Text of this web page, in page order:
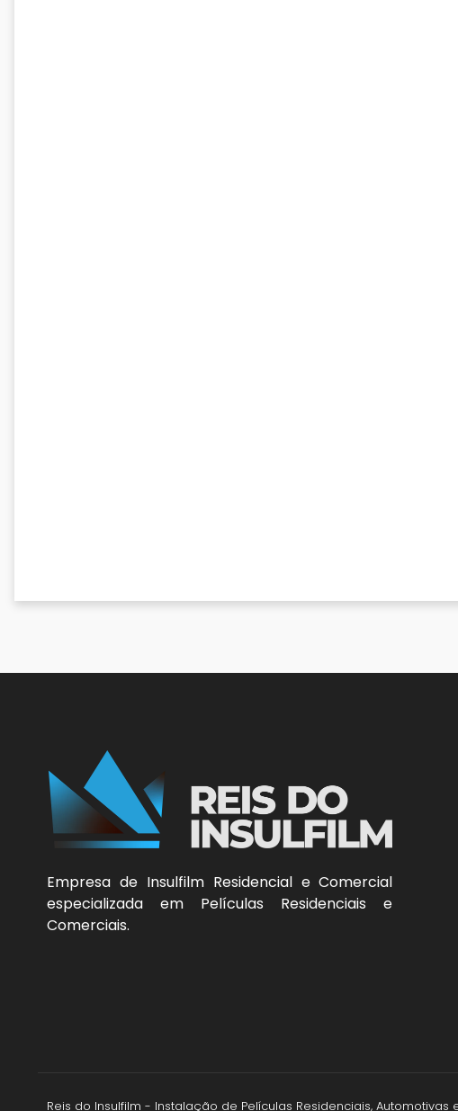
Empresa de Insulfilm Residencial e Comercial
especializada em Películas Residenciais e
Comerciais.
Reis do Insulfilm - Instalação de Películas Residenciais, Automotivas